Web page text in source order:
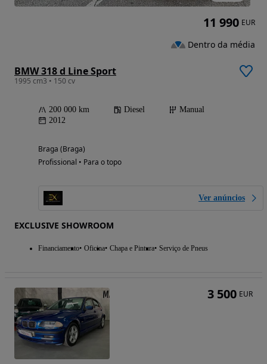
BMW 318 d Line Sport
1995 cm3 • 150 cv
200 000 km Diesel
Manual
2012
Braga (Braga)
Profissional • Para o topo
Ver anúncios
EXCLUSIVE SHOWROOM
Financiamento Oficina Chapa e Pintura Serviço de Pneus
11 990 EUR
Dentro da média
3 500 EUR